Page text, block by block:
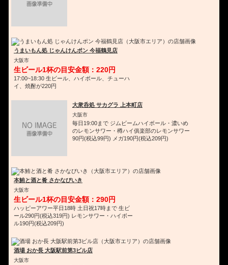
うまいもん処 じゃんけんポン 今福鶴見店
大阪市
生ビール1杯の目安金額：220円
17:00~18:30 生ビール、ハイボール、チューハ
イ、焼酎が220円
大衆呑処 サカグラ 上本町店
大阪市
毎日19:00まで ジムビームハイボール・濃いめ
のレモンサワー・樽ハイ俱楽部のレモンサワー
90円(税込99円) メガ190円(税込209円)
本鮪と酒と肴 さかなびいき
大阪市
生ビール1杯の目安金額：290円
ハッピーアワー平日18時 土日祝17時まで 生ビ
ール290円(税込319円) レモンサワー・ハイボー
ル190円(税込209円)
酒場 おか長 大阪駅前第3ビル店
大阪市